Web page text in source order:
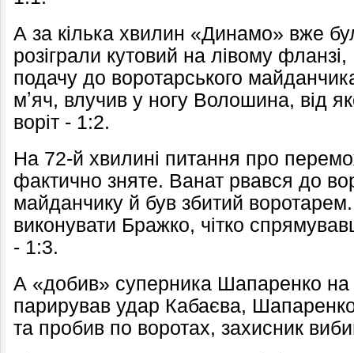
А за кілька хвилин «Динамо» вже
розіграли кутовий на лівому
подачу до воротарського
мʼяч, влучив у ногу Волошина, від
воріт - 1:2.
На 72-й хвилині питання про
фактично зняте. Ванат рвався до
майданчику й був збитий
виконувати Бражко, чітко
- 1:3.
А «добив» суперника Шапаренко на
парирував удар Кабаєва,
та пробив по воротах, захисник